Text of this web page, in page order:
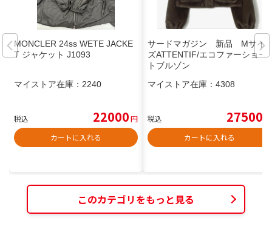
MONCLER 24ss WETE JACKE
T ジャケット J1093
マイストア在庫： 2240
税込 22000円
カートに入れる
サードマガジン 新品 Mサイ
ズATTENTIF/エコファーショー
トブルゾン
マイストア在庫： 4308
税込 27500
カートに入れる
このカテゴリをもっと見る